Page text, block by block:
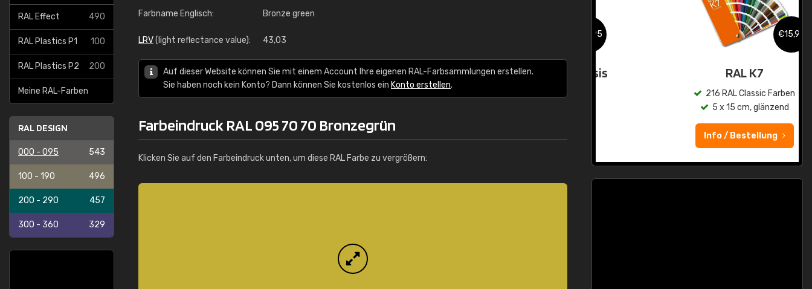
RAL Effect 490
RAL Plastics P1 100
RAL Plastics P2 200
Meine RAL-Farben
RAL DESIGN
000 - 095 543
100 - 190 496
200 - 290 457
300 - 360 329
Farbname Englisch: Bronze green
LRV(light reflectance value): 43,03
Auf dieser Website können Sie mit einem Account Ihre eigenen RAL-Farbsammlungen erstellen.
Sie haben noch kein Konto? Dann können Sie kostenlos ein Konto erstellen.
Farbeindruck RAL 095 70 70 Bronzegrün
Klicken Sie auf den Farbeindruck unten, um diese RAL Farbe zu vergrößern:
RAL K7 auf Wasserbasis
€15,95
216 RAL Classic Farben
5 x 15 cm, glänzend
Info / Bestellung